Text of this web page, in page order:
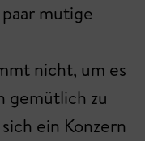
mutige
nicht, um es
gemütlich zu
ein Konzern